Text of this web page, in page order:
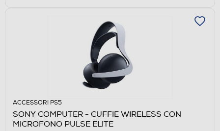
ACCESSORI PS5
SONY COMPUTER - CUFFIE WIRELESS CON
MICROFONO PULSE ELITE